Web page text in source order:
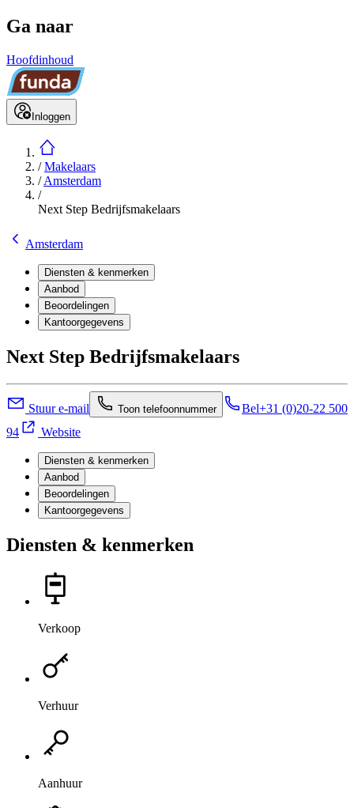
Ga naar
Hoofdinhoud
Inloggen
/Makelaars
/Amsterdam
/
Next Step Bedrijfsmakelaars
Amsterdam
Diensten & kenmerken
Aanbod
Beoordelingen
Kantoorgegevens
Next Step Bedrijfsmakelaars
Stuur e-mail Toon telefoonnummer Bel+31 (0)20-22 500
94
Website
Diensten & kenmerken
Aanbod
Beoordelingen
Kantoorgegevens
Diensten & kenmerken
Verkoop
Verhuur
Aanhuur